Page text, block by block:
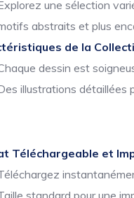
une sélection
abstraits et plus
de la
dessin est
illustrations détaillées
Téléchargeable et
standard pour une